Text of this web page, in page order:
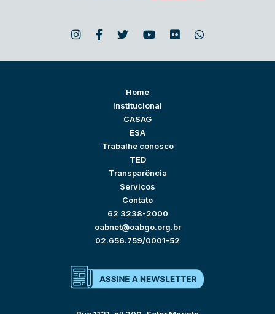
Home
Institucional
CASAG
ESA
Trabalhe conosco
TED
Transparência
Serviços
Contato
62 3238-2000
oabnet@oabgo.org.br
02.656.759/0001-52